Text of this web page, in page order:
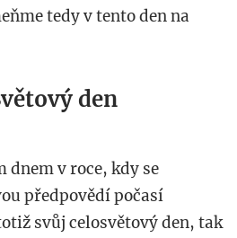
tedy v tento den na
den
dnem v roce, kdy se
předpovědí počasí
svůj celosvětový den, tak